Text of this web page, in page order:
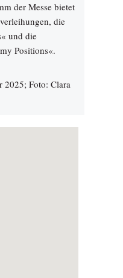
der Messe bietet
die
und die
Positions«.
2025; Foto: Clara